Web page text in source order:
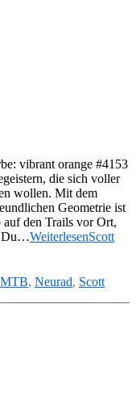
vibrant orange #4153
die sich voller
wollen. Mit dem
Geometrie ist
auf den Trails vor Ort,
Du…WeiterlesenScott
MTB, Neurad, Scott